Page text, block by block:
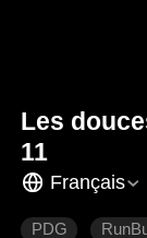
Les
11
Français
PDG